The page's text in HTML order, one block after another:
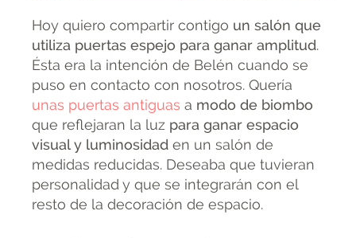
Hoy quiero compartir contigo un salón que
utiliza puertas espejo para ganar amplitud.
Ésta era la intención de Belén cuando se
puso en contacto con nosotros. Quería
unas puertas antiguas a modo de biombo
que reflejaran la luz para ganar espacio
visual y luminosidad en un salón de
medidas reducidas. Deseaba que tuvieran
personalidad y que se integrarán con el
resto de la decoración de espacio.